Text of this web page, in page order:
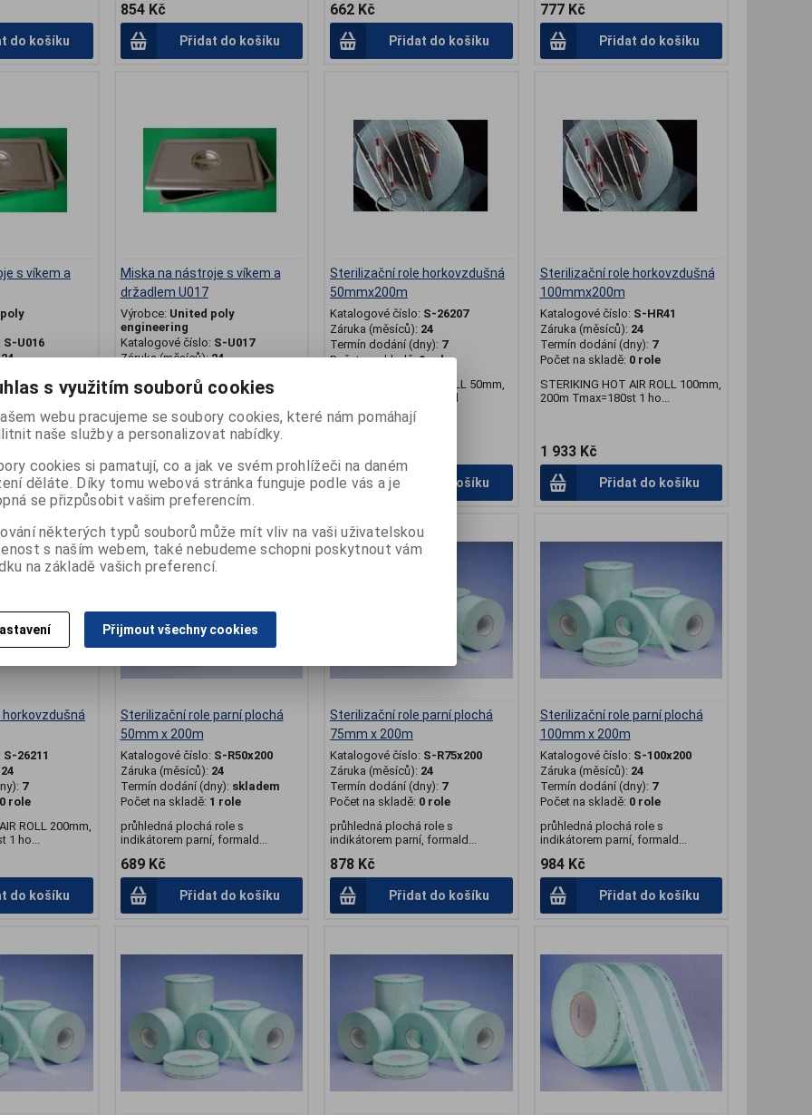
do košíku
854 Kč
Přidat do košíku
662 Kč
Přidat do košíku
777 Kč
Přidat do košíku
s víkem a
S-U016
24
0 ks
horkovzdušnou
do košíku
Miska na nástroje s víkem a
držadlem U017
Výrobce: United poly
engineering
Katalogové číslo: S-U017
Záruka (měsíců):24
Počet na skladě:0 ks
30,6 x 20 x 6,3 cm, pro
horkovzdušnou sterilizaci
Přidat do košíku
Sterilizační role horkovzdušná
50mmx200m
Katalogové číslo: S-26207
Záruka (měsíců): 24
Termín dodání (dny): 7
Počet na skladě:0 role
STERIKING HOT AIR ROLL 50mm,
Přidat do košíku
Sterilizační role horkovzdušná
100mmx200m
Katalogové číslo: S-HR41
Záruka (měsíců): 24
Termín dodání (dny): 7
Počet na skladě: 0 role
STERIKING HOT AIR ROLL 100mm,
200m Tmax=180st 1 ho...
1 933 Kč
Přidat do košíku
S-26211
24
7
0 role
ROLL 200mm,
1 ho...
do košíku
Sterilizační role parní plochá
50mm x 200m
Katalogové číslo: S-R50x200
Záruka (měsíců): 24
Termín dodání (dny): skladem
Počet na skladě: 1 role
průhledná plochá role s
indikátorem parní, formald...
689 Kč
Přidat do košíku
.
Sterilizační role parní plochá
75mm x 200m
Katalogové číslo: S-R75x200
Záruka (měsíců): 24
Termín dodání (dny): 7
Počet na skladě: 0 role
průhledná plochá role s
indikátorem parní, formald...
878 Kč
Přidat do košíku
Sterilizační role parní plochá
100mm x 200m
Katalogové číslo: S-100x200
Záruka (měsíců): 24
Termín dodání (dny): 7
Počet na skladě: 0 role
průhledná plochá role s
indikátorem parní, formald...
984 Kč
Přidat do košíku
s využitím souborů cookies
webu pracujeme se soubory cookies, které nám pomáhají
naše služby a personalizovat nabídky.
cookies si pamatují, co a jak ve svém prohlížeči na daném
děláte. Díky tomu webová stránka funguje podle vás a je
se přizpůsobit vašim preferencím.
některých typů souborů může mít vliv na vaši uživatelskou
s naším webem, také nebudeme schopni poskytnout vám
na základě vašich preferencí.
Přijmout všechny cookies